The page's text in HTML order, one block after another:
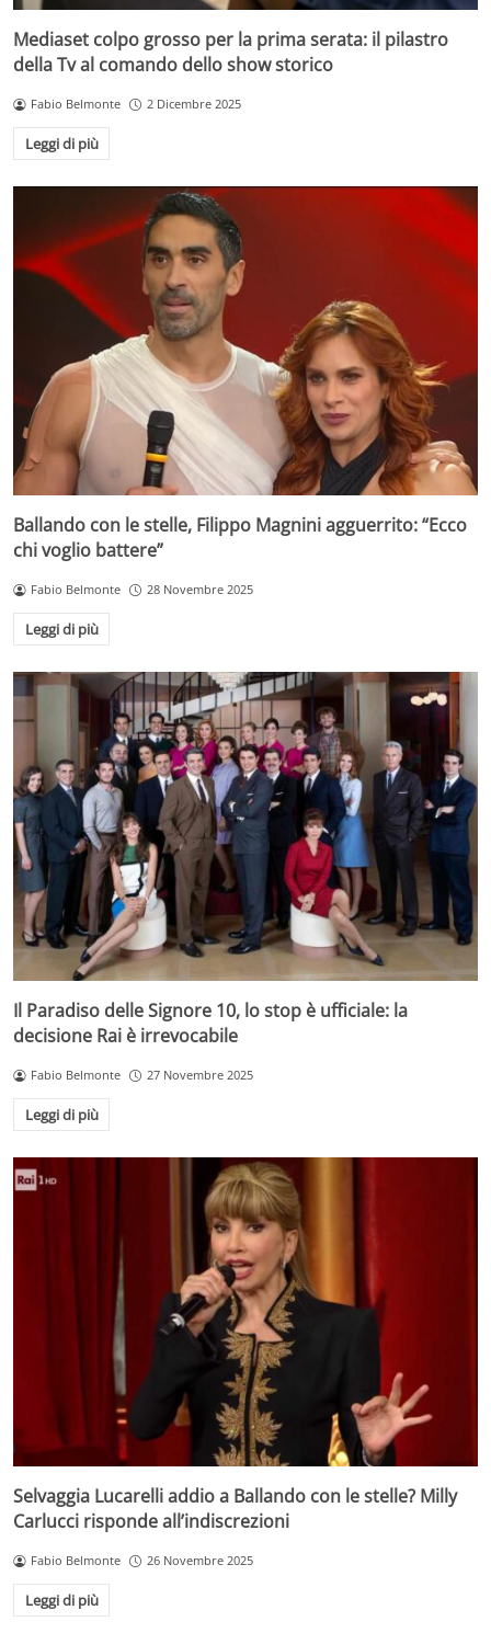
Mediaset colpo grosso per la prima serata: il pilastro
della Tv al comando dello show storico
Fabio Belmonte 2 Dicembre 2025
Leggi di più
Ballando con le stelle, Filippo Magnini agguerrito: “Ecco
chi voglio battere”
Fabio Belmonte 28 Novembre 2025
Leggi di più
Il Paradiso delle Signore 10, lo stop è ufficiale: la
decisione Rai è irrevocabile
Fabio Belmonte 27 Novembre 2025
Leggi di più
Selvaggia Lucarelli addio a Ballando con le stelle? Milly
Carlucci risponde all’indiscrezioni
Fabio Belmonte 26 Novembre 2025
Leggi di più